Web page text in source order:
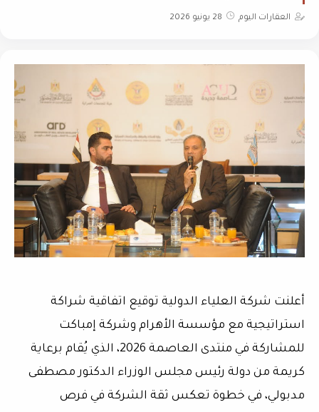
العقارات اليوم 28 يونيو 2026
أعلنت شركة العلياء الدولية توقيع اتفاقية شراكة
استراتيجية مع مؤسسة الأهرام وشركة إمباكت
للمشاركة في منتدى العاصمة 2026، الذي يُقام برعاية
كريمة من دولة رئيس مجلس الوزراء الدكتور مصطفى
مدبولي، في خطوة تعكس ثقة الشركة في فرص